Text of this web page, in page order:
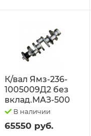
К/вал Ямз-236-
1005009Д2 без
вклад.МАЗ-500
В наличии
65550 руб.